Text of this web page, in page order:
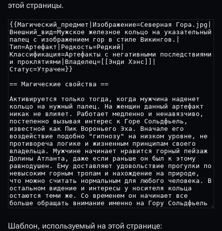
этой страницы.
Шаблон, используемый на этой странице: